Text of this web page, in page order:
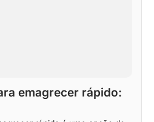
emagrecer rápido: